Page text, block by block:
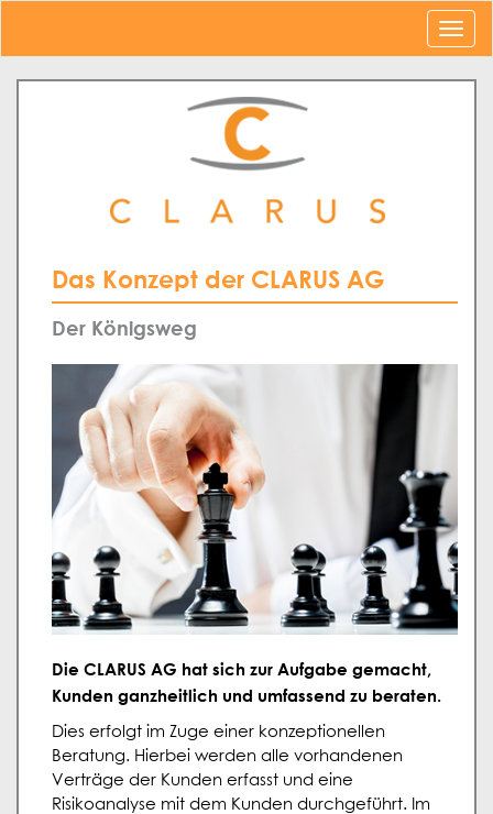
Das Konzept der CLARUS AG
Der Königsweg
Die CLARUS AG hat sich zur Aufgabe gemacht,
Kunden ganzheitlich und umfassend zu beraten.
Dies erfolgt im Zuge einer konzeptionellen
Beratung. Hierbei werden alle vorhandenen
Verträge der Kunden erfasst und eine
Risikoanalyse mit dem Kunden durchgeführt. Im